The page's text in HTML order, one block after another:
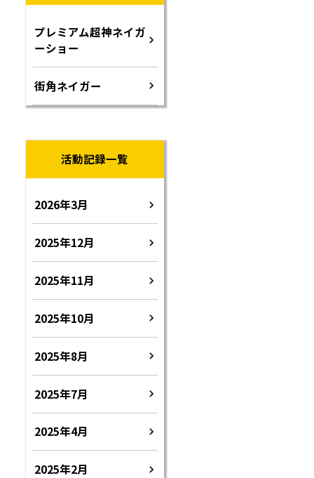
プレミアム超神ネイガ
ーショー
街角ネイガー
活動記録一覧
2026年3月
2025年12月
2025年11月
2025年10月
2025年8月
2025年7月
2025年4月
2025年2月